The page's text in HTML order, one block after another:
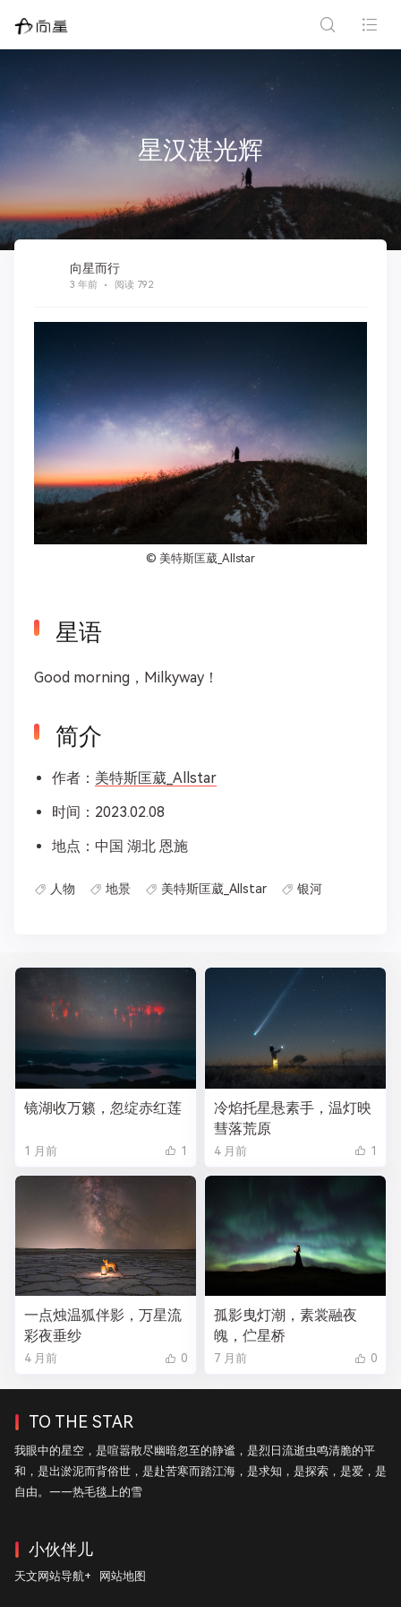
星汉湛光辉
向星而行
3 年前 阅读 792
© 美特斯匡葳_Allstar
星语
Good morning，Milkyway！
简介
作者： 美特斯匡葳_Allstar
时间：2023.02.08
地点：中国 湖北 恩施
人物 地景 美特斯匡葳_Allstar 银河
镜湖收万籁，忽绽赤红莲
1 月前 1
冷焰托星悬素手，温灯映
彗落荒原
4 月前 1
一点烛温狐伴影，万星流
彩夜垂纱
4 月前 0
孤影曳灯潮，素裳融夜
魄，伫星桥
7 月前 0
TO THE STAR
我眼中的星空，是喧嚣散尽幽暗忽至的静谧，是烈日流逝虫鸣清脆的平
和，是出淤泥而背俗世，是赴苦寒而踏江海，是求知，是探索，是爱，是
自由。——热毛毯上的雪
小伙伴儿
天文网站导航+ 网站地图